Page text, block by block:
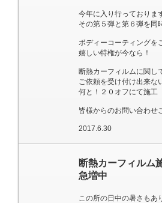
今年に入り行っております当社マキシ
その第５弾と第６弾を同時開催
ボディーコーティングを
嬉しい特権が今なら！
断熱カーフィルムに関し
ご依頼を受け付け出来な
何と！２０オフにて施工
皆様からのお問い合わせご予約
2017.6.30
断熱カーフィルム
急増中
この所の日中の暑さもあります